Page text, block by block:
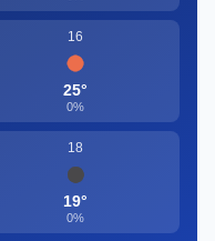
16
25°
0%
18
19°
0%